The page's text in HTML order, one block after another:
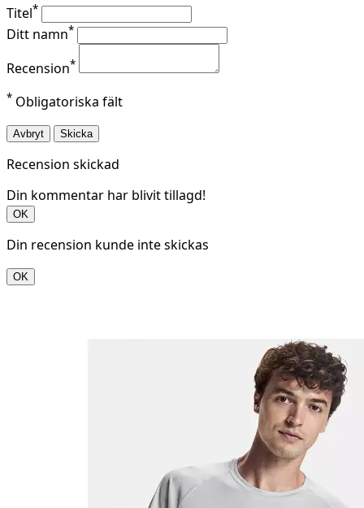
Titel*
Ditt namn*
Recension*
* Obligatoriska fält
Avbryt Skicka
Recension skickad
Din kommentar har blivit tillagd!
OK
Din recension kunde inte skickas
OK